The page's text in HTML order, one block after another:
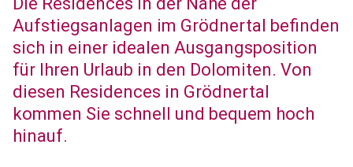
Aufstiegsanlagen im Grödnertal befinden
sich in einer idealen Ausgangsposition
für Ihren Urlaub in den Dolomiten. Von
diesen Residences in Grödnertal
kommen Sie schnell und bequem hoch
hinauf.